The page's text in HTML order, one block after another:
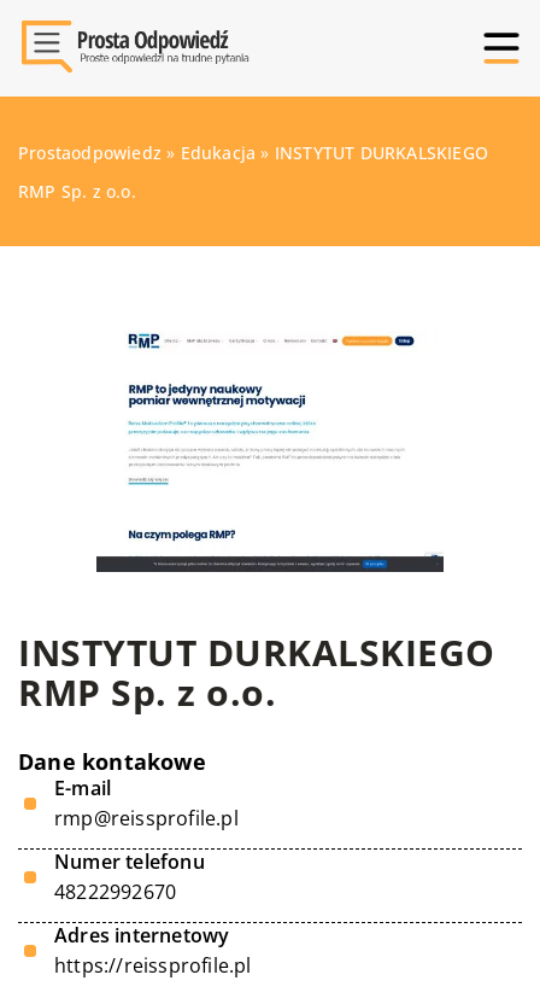
Prostaodpowiedz » Edukacja » INSTYTUT DURKALSKIEGO
RMP Sp. z o.o.
INSTYTUT DURKALSKIEGO
RMP Sp. z o.o.
Dane kontakowe
E-mail
rmp@reissprofile.pl
Numer telefonu
48222992670
Adres internetowy
https://reissprofile.pl